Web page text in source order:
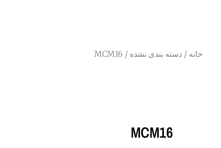
خانه / دسته بندی نشده / MCM16
MCM16